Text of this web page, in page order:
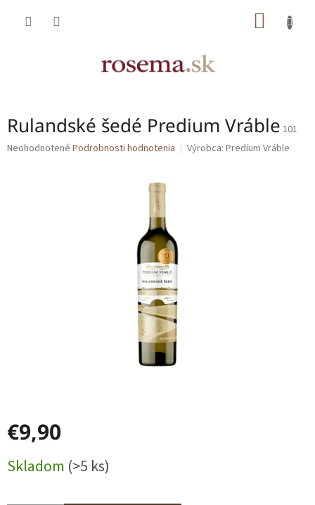
Rulandské šedé Predium Vráble 101
Priemerné
Neohodnotené Podrobnosti hodnotenia Výrobca: Predium Vráble
€9,90
cena:
Skladom (>5 ks)